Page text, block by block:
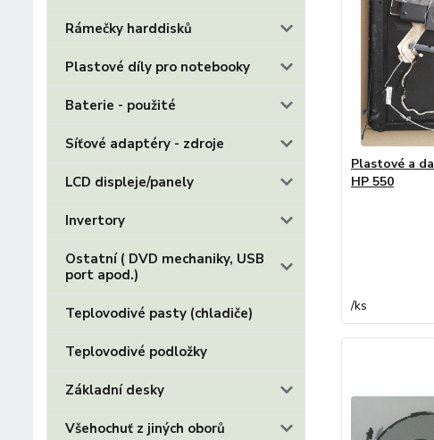
Rámečky harddisků
Plastové díly pro notebooky
Baterie - použité
Síťové adaptéry - zdroje
LCD displeje/panely
Invertory
Ostatní ( DVD mechaniky, USB
port apod.)
Teplovodivé pasty (chladiče)
Teplovodivé podložky
Základní desky
Všehochuť z jiných oborů
Plastové a
HP 550
/ks